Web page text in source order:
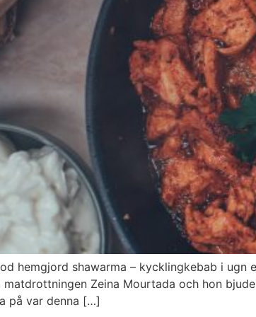
hemgjord shawarma – kycklingkebab i
matdrottningen Zeina Mourtada och hon
på var denna […]